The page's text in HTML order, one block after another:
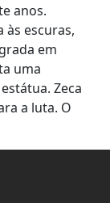
anos.
escuras,
em
uma
Zeca
a luta. O